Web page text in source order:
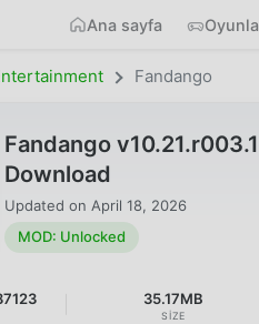
Ana sayfa
Fandango
Fandango
Download
Updated on April 18, 2026
MOD: Unlocked
35.17MB
SIZE